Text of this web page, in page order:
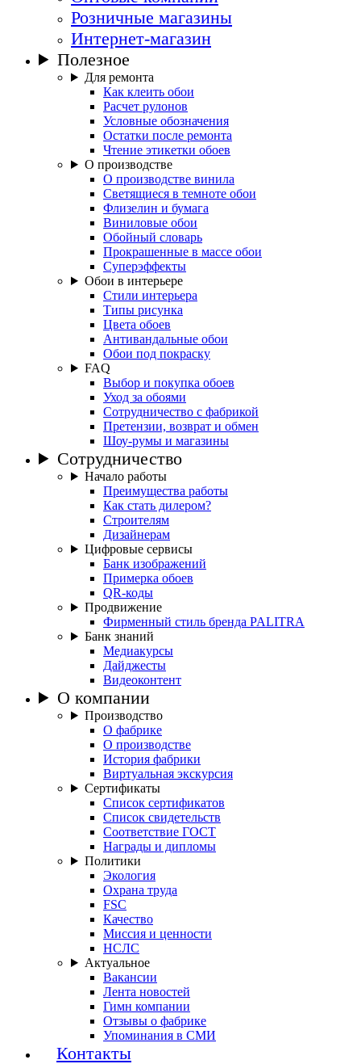
Розничные магазины
Интернет-магазин
Полезное
Для ремонта
Как клеить обои
Расчет рулонов
Условные обозначения
Остатки после ремонта
Чтение этикетки обоев
О производстве
О производстве винила
Светящиеся в темноте обои
Флизелин и бумага
Виниловые обои
Обойный словарь
Прокрашенные в массе обои
Суперэффекты
Обои в интерьере
Стили интерьера
Типы рисунка
Цвета обоев
Антивандальные обои
Обои под покраску
FAQ
Выбор и покупка обоев
Уход за обоями
Сотрудничество с фабрикой
Претензии, возврат и обмен
Шоу-румы и магазины
Сотрудничество
Начало работы
Преимущества работы
Как стать дилером?
Строителям
Дизайнерам
Цифровые сервисы
Банк изображений
Примерка обоев
QR-коды
Продвижение
Фирменный стиль бренда PALITRA
Банк знаний
Медиакурсы
Дайджесты
Видеоконтент
О компании
Производство
О фабрике
О производстве
История фабрики
Виртуальная экскурсия
Сертификаты
Список сертификатов
Список свидетельств
Соответствие ГОСТ
Награды и дипломы
Политики
Экология
Охрана труда
FSC
Качество
Миссия и ценности
НСЛС
Актуальное
Вакансии
Лента новостей
Гимн компании
Отзывы о фабрике
Упоминания в СМИ
Контакты